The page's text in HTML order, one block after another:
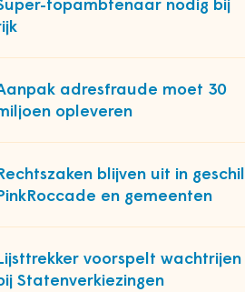
topambtenaar nodig bij
adresfraude moet 30
opleveren
blijven uit in geschil
en gemeenten
voorspelt wachtrijen
Statenverkiezingen